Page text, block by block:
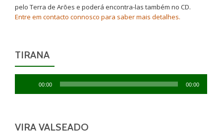
pelo Terra de Arões e poderá encontra-las também no CD.
Entre em contacto connosco para saber mais detalhes.
TIRANA
00:00 00:00
VIRA VALSEADO